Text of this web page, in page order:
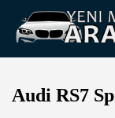
Audi RS7